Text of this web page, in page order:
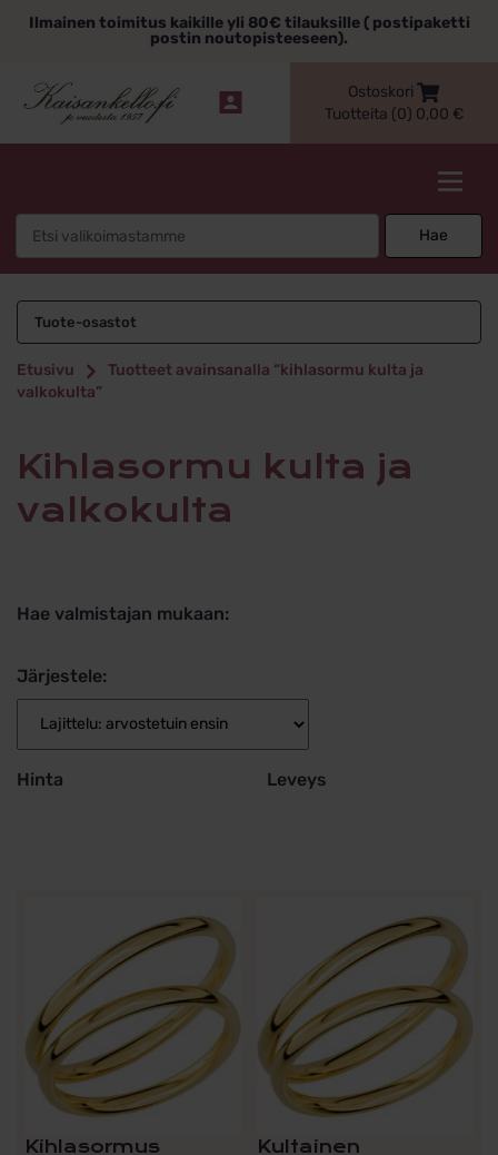
sisältöönIlmainen toimitus kaikille yli 80€ tilauksille ( postipaketti
postin noutopisteeseen).
Ostoskori
Tuotteita (0) 0,00 €
Hae
kihlasormu kulta ja
valkokulta
Tuote-osastot
Etusivu
Tuotteet avainsanalla “kihlasormu kulta ja
valkokulta”
kihlasormu kulta ja
valkokulta
Hae valmistajan mukaan:
Järjestele:
Hinta Leveys
Kihlasormus
Kultainen